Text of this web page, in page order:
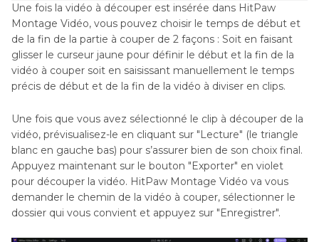
Une fois la vidéo à découper est insérée dans HitPaw
Montage Vidéo, vous pouvez choisir le temps de début et
de la fin de la partie à couper de 2 façons : Soit en faisant
glisser le curseur jaune pour définir le début et la fin de la
vidéo à couper soit en saisissant manuellement le temps
précis de début et de la fin de la vidéo à diviser en clips.
Une fois que vous avez sélectionné le clip à découper de la
vidéo, prévisualisez-le en cliquant sur "Lecture" (le triangle
blanc en gauche bas) pour s’assurer bien de son choix final.
Appuyez maintenant sur le bouton "Exporter" en violet
pour découper la vidéo. HitPaw Montage Vidéo va vous
demander le chemin de la vidéo à couper, sélectionner le
dossier qui vous convient et appuyez sur "Enregistrer".